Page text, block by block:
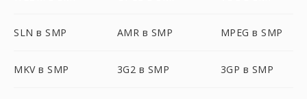
SLN в SMP AMR в SMP MPEG в SMP
MKV в SMP 3G2 в SMP 3GP в SMP